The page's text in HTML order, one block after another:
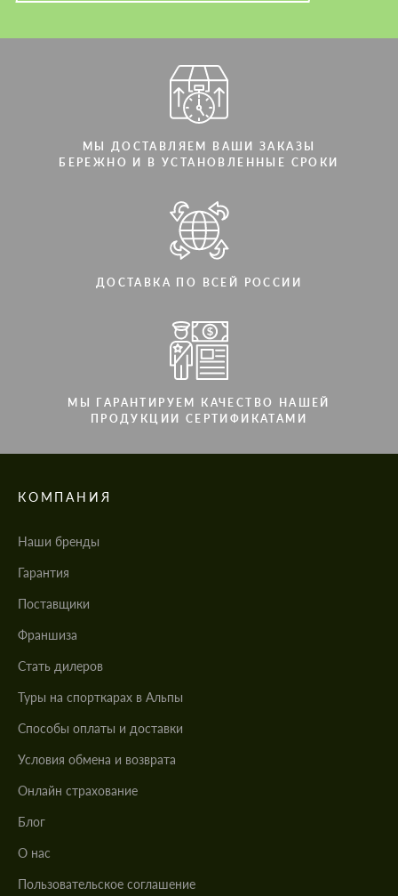
МЫ ДОСТАВЛЯЕМ ВАШИ ЗАКАЗЫ
БЕРЕЖНО И В УСТАНОВЛЕННЫЕ СРОКИ
ДОСТАВКА ПО ВСЕЙ РОССИИ
МЫ ГАРАНТИРУЕМ КАЧЕСТВО НАШЕЙ
ПРОДУКЦИИ СЕРТИФИКАТАМИ
КОМПАНИЯ
Наши бренды
Гарантия
Поставщики
Франшиза
Стать дилеров
Туры на спорткарах в Альпы
Cпособы оплаты и доставки
Условия обмена и возврата
Онлайн страхование
Блог
О нас
Пользовательское соглашение